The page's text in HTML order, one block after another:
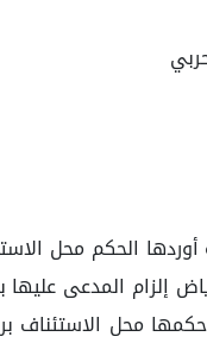
الحكم محل
محل